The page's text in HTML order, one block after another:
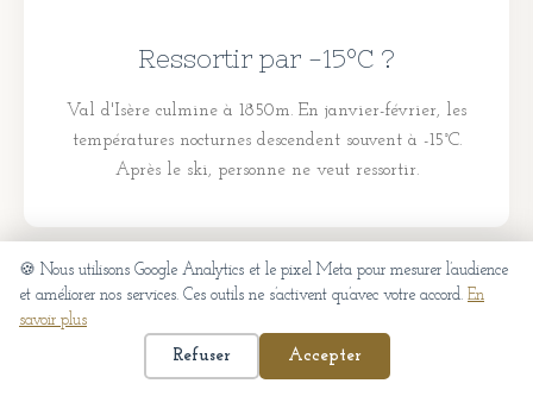
Ressortir par -15°C ?
Val d'Isère culmine à 1850m. En janvier-février, les
températures nocturnes descendent souvent à -15°C.
Après le ski, personne ne veut ressortir.
📅
🍪 Nous utilisons Google Analytics et le pixel Meta pour mesurer l’audience
et améliorer nos services. Ces outils ne s’activent qu’avec votre accord. En
savoir plus
Refuser
Accepter